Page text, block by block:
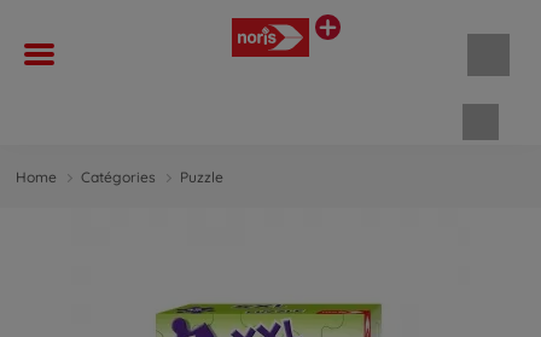
Home Catégories Puzzle